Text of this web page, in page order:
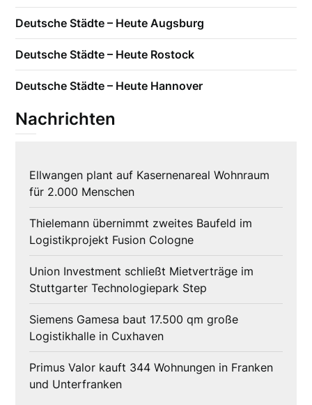
Deutsche Städte – Heute Augsburg
Deutsche Städte – Heute Rostock
Deutsche Städte – Heute Hannover
Nachrichten
Ellwangen plant auf Kasernenareal Wohnraum
für 2.000 Menschen
Thielemann übernimmt zweites Baufeld im
Logistikprojekt Fusion Cologne
Union Investment schließt Mietverträge im
Stuttgarter Technologiepark Step
Siemens Gamesa baut 17.500 qm große
Logistikhalle in Cuxhaven
Primus Valor kauft 344 Wohnungen in Franken
und Unterfranken